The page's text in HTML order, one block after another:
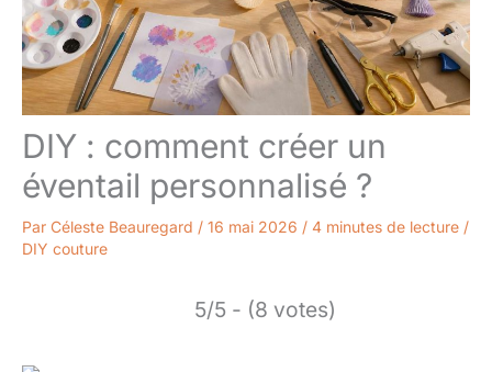
DIY : comment créer un
éventail personnalisé ?
Par Céleste Beauregard / 16 mai 2026 / 4 minutes de lecture /
DIY couture
5/5 - (8 votes)